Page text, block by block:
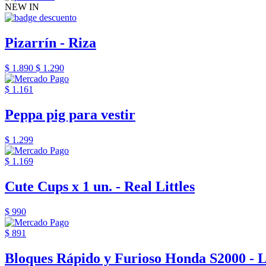
NEW IN
Pizarrín - Riza
$ 1.890 $ 1.290
$ 1.161
Peppa pig para vestir
$ 1.299
$ 1.169
Cute Cups x 1 un. - Real Littles
$ 990
$ 891
Bloques Rápido y Furioso Honda S2000 -